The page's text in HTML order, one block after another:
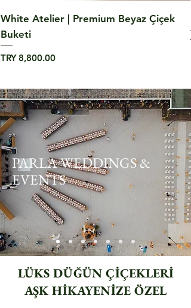
White Atelier | Premium Beyaz Çiçek
Buketi
Price
TRY 8,800.00
PARLA WEDDINGS &
EVENTS
LÜKS DÜĞÜN ÇİÇEKLERİ
AŞK HİKAYENİZE ÖZEL